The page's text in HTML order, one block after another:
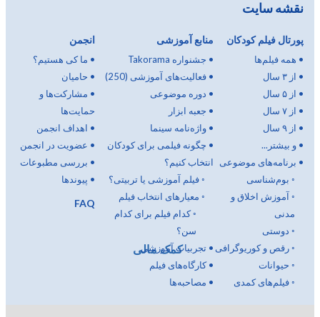
کمک مالی
نقشه سایت
پورتال فیلم کودکان
• همه فیلم‌ها
• از ۳ سال
• از ۵ سال
• از ۷ سال
• از ۹ سال
• و بیشتر...
• برنامه‌های موضوعی
◦ بوم‌شناسی
◦ آموزش اخلاق و
مدنی
◦ دوستی
◦رقص و کوریوگرافی
◦ حیوانات
◦فیلم‌های کمدی
منابع آموزشی
• جشنواره Takorama
• فعالیت‌های آموزشی (250)
• دوره موضوعی
• جعبه ابزار
• واژه‌نامه سینما
• چگونه فیلمی برای کودکان
انتخاب کنیم؟
◦فیلم آموزشی یا تربیتی؟
◦ معیارهای انتخاب فیلم
◦کدام فیلم برای کدام
سن؟
• تجربیات آموزشی
•کارگاه‌های فیلم
• مصاحبه‌ها
انجمن
• ما کی هستیم؟
• حامیان
• مشارکت‌ها و
حمایت‌ها
• اهداف انجمن
• عضویت در انجمن
• بررسی مطبوعات
• پیوندها
FAQ